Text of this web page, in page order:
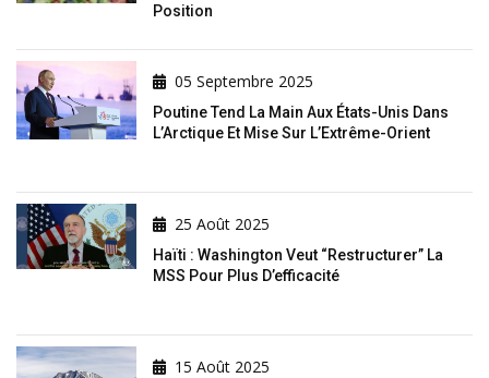
Position
05 Septembre 2025
Poutine Tend La Main Aux États-Unis Dans
L’Arctique Et Mise Sur L’Extrême-Orient
25 Août 2025
Haïti : Washington Veut “restructurer” La
MSS Pour Plus D’efficacité
15 Août 2025